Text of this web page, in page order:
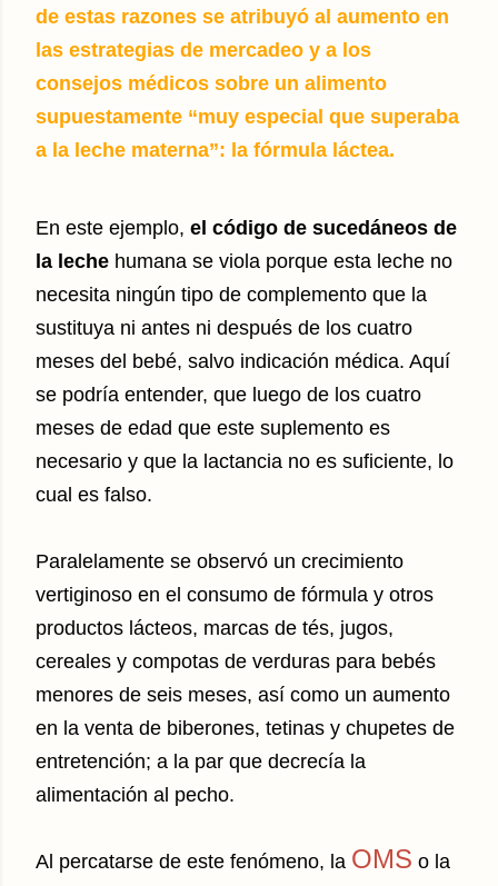
de estas razones se atribuyó al aumento en
las estrategias de mercadeo y a los
consejos médicos sobre un alimento
supuestamente “muy especial que superaba
a la leche materna”: la fórmula láctea.
En este ejemplo, el código de sucedáneos de
la leche humana se viola porque esta leche no
necesita ningún tipo de complemento que la
sustituya ni antes ni después de los cuatro
meses del bebé, salvo indicación médica. Aquí
se podría entender, que luego de los cuatro
meses de edad que este suplemento es
necesario y que la lactancia no es suficiente, lo
cual es falso.
Paralelamente se observó un crecimiento
vertiginoso en el consumo de fórmula y otros
productos lácteos, marcas de tés, jugos,
cereales y compotas de verduras para bebés
menores de seis meses, así como un aumento
en la venta de biberones, tetinas y chupetes de
entretención; a la par que decrecía la
alimentación al pecho.
Al percatarse de este fenómeno, la OMS o la